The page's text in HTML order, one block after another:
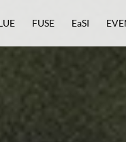
FUSE EaSI